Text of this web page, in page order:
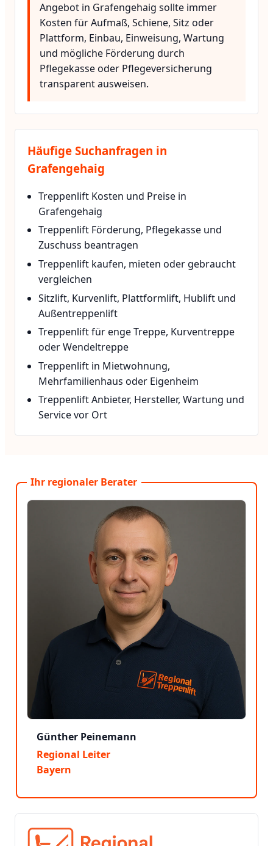
Angebot in Grafengehaig sollte immer
Kosten für Aufmaß, Schiene, Sitz oder
Plattform, Einbau, Einweisung, Wartung
und mögliche Förderung durch
Pflegekasse oder Pflegeversicherung
transparent ausweisen.
Häufige Suchanfragen in
Grafengehaig
Treppenlift Kosten und Preise in
Grafengehaig
Treppenlift Förderung, Pflegekasse und
Zuschuss beantragen
Treppenlift kaufen, mieten oder gebraucht
vergleichen
Sitzlift, Kurvenlift, Plattformlift, Hublift und
Außentreppenlift
Treppenlift für enge Treppe, Kurventreppe
oder Wendeltreppe
Treppenlift in Mietwohnung,
Mehrfamilienhaus oder Eigenheim
Treppenlift Anbieter, Hersteller, Wartung und
Service vor Ort
Ihr regionaler Berater
Günther Peinemann
Regional Leiter
Bayern